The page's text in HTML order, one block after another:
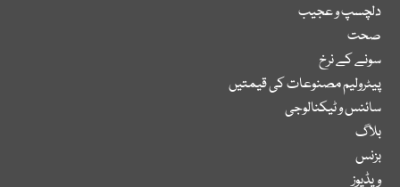
دلچسپ و عجیب
صحت
سونے کے نرخ
پیٹرولیم مصنوعات کی قیمتیں
سائنس و ٹیکنالوجی
بلاگ
بزنس
ویڈیوز